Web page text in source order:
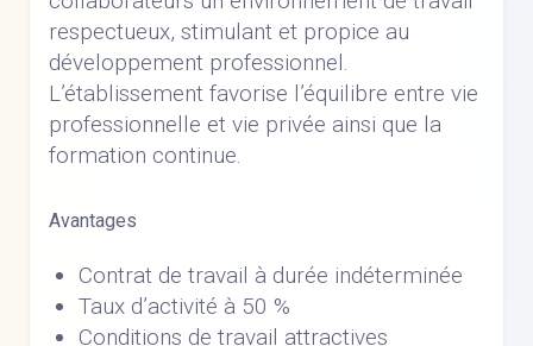
respectueux, stimulant et propice au
développement professionnel.
L’établissement favorise l’équilibre entre vie
professionnelle et vie privée ainsi que la
formation continue.
Avantages
Contrat de travail à durée indéterminée
Taux d’activité à 50 %
Conditions de travail attractives